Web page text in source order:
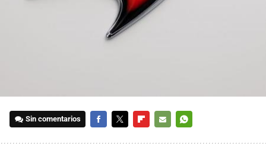
Sin comentarios